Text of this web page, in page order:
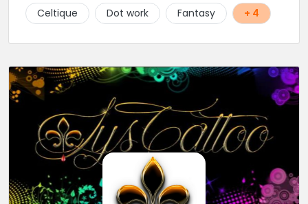
Celtique
Dot work Fantasy + 4